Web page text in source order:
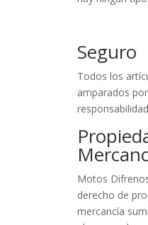
Seguro
Todos los
amparados
Motos
derecho de
mercancía